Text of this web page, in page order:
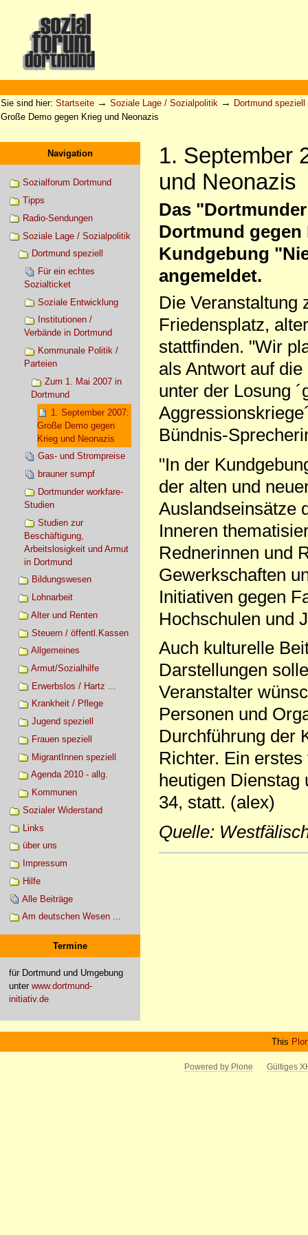
Werkzeuge
Sie sind hier: Startseite → Soziale Lage / Sozialpolitik → Dortmund speziell
Große Demo gegen Krieg und Neonazis
Navigation
Sozialforum Dortmund
Tipps
Radio-Sendungen
Soziale Lage / Sozialpolitik
Dortmund speziell
Für ein echtes
Sozialticket
Soziale Entwicklung
Institutionen /
Verbände in Dortmund
Kommunale Politik /
Parteien
Zum 1. Mai 2007 in
Dortmund
1. September 2007:
Große Demo gegen
Krieg und Neonazis
Gas- und Strompreise
brauner sumpf
Dortmunder workfare-
Studien
Studien zur
Beschäftigung,
Arbeitslosigkeit und Armut
in Dortmund
Bildungswesen
Lohnarbeit
Alter und Renten
Steuern / öffentl.Kassen
Allgemeines
Armut/Sozialhilfe
Erwerbslos / Hartz ...
Krankheit / Pflege
Jugend speziell
Frauen speziell
MigrantInnen speziell
Agenda 2010 - allg.
Kommunen
Sozialer Widerstand
Links
über uns
Impressum
Hilfe
Alle Beiträge
Am deutschen Wesen ...
Termine
für Dortmund und Umgebung
unter www.dortmund-
initiativ.de
1. September
und Neonazis
Das
Dortmund gegen
Kundgebung
angemeldet.
Die Veranstaltung
Friedensplatz,
stattfinden. "Wir
als Antwort auf
unter der Losung
Bündnis-
"In der
der alten und
Auslandseinsätze
Inneren
Rednerinnen und
Gewerkschaften
Initiativen gegen
Hochschulen und
Auch kulturelle
Darstellungen
Veranstalter
Personen und
Durchführung der
Richter. Ein
heutigen
34, statt. (alex)
Quelle:
This
Powered by Plone Gültiges